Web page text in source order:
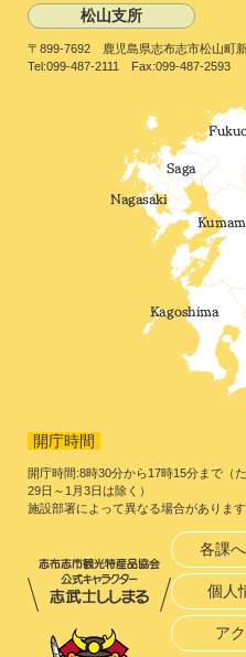
松山支所
〒899-7692 鹿児島県志布志市松山町
Tel:099-487-2111 Fax:099-487-2593
開庁時間
開庁時間:8時30分から17時15分まで（
29日～1月3日は除く）
施設部署によって異なる場合があります
各課
個人
ア